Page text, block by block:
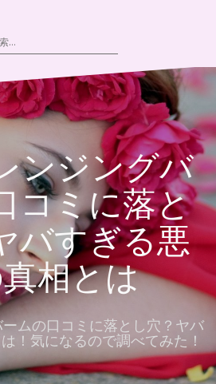
ンジングバ
コミに落と
バすぎる悪
相とは
ムの口コミに落とし穴？ヤバ
！気になるので調べてみた！